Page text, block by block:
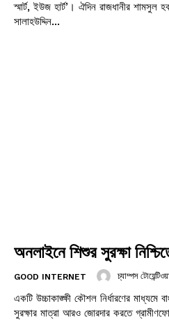
স্মার্ট, ইউজ হার্ট’। ঐদিন রাজধানীর
সালাহউদ্দিন...
অনলাইনে শিশুর সুরক্ষা
GOOD INTERNET চ্যাম্পস
একটি উচ্চাকাঙ্ক্ষী কৌশল নির্ধারণের মাধ্যমে
সুরক্ষার মাত্রা আরও জোরদার করতে